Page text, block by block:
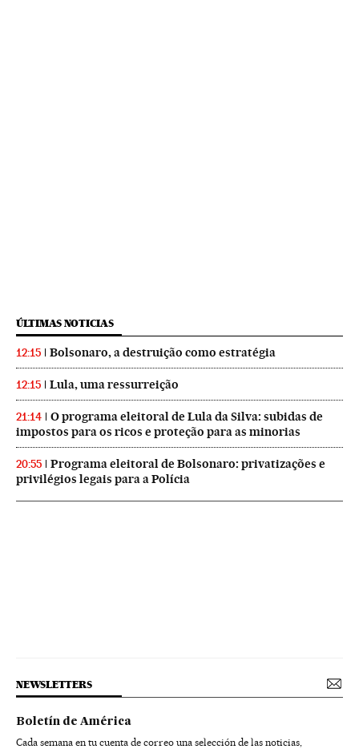
ÚLTIMAS NOTICIAS
12:15 Bolsonaro, a destruição como estratégia
12:15 Lula, uma ressurreição
21:14
O programa eleitoral de Lula da Silva: subidas de
impostos para os ricos e proteção para as minorias
20:55
Programa eleitoral de Bolsonaro: privatizações e
privilégios legais para a Polícia
NEWSLETTERS
Boletín de América
Cada semana en tu cuenta de correo una selección de las noticias,